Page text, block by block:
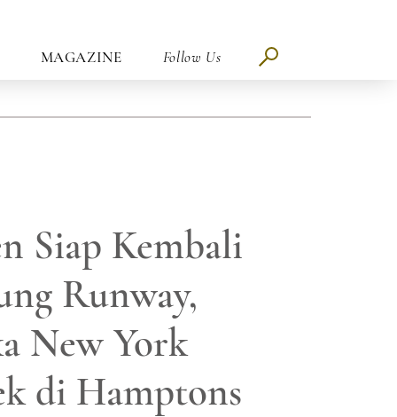
MAGAZINE Follow Us
Siap Kembali
Runway,
New York
di Hamptons